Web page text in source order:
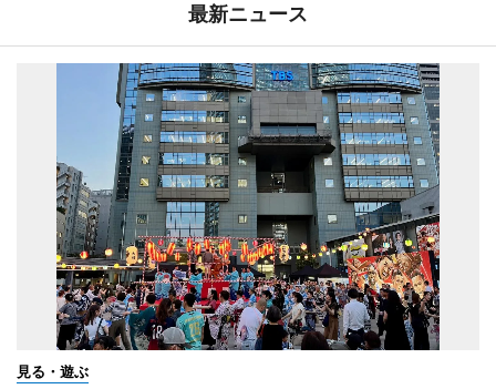
最新ニュース
見る・遊ぶ